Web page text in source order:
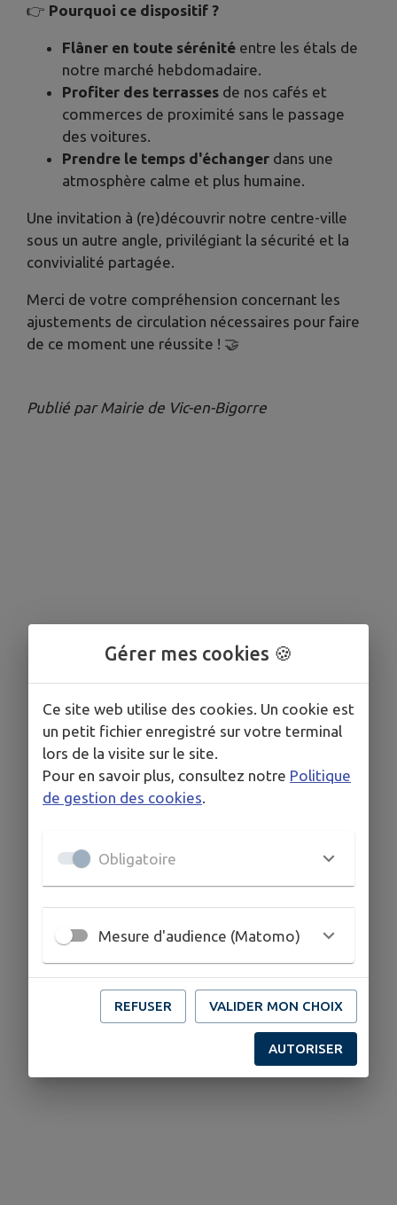
👉 Pourquoi ce dispositif ?
Flâner en toute sérénité entre les étals de
notre marché hebdomadaire.
Profiter des terrasses de nos cafés et
commerces de proximité sans le passage
des voitures.
Prendre le temps d'échanger dans une
atmosphère calme et plus humaine.
Une invitation à (re)découvrir notre centre-ville
sous un autre angle, privilégiant la sécurité et la
convivialité partagée.
Merci de votre compréhension concernant les
ajustements de circulation nécessaires pour faire
de ce moment une réussite ! 🤝
Publié par Mairie de Vic-en-Bigorre
Gérer mes cookies 🍪
Ce site web utilise des cookies. Un cookie est
un petit fichier enregistré sur votre terminal
lors de la visite sur le site.
Pour en savoir plus, consultez notre Politique
de gestion des cookies.
Obligatoire
Mesure d'audience (Matomo)
REFUSER VALIDER MON CHOIX
AUTORISER